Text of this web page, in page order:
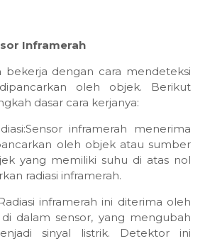
Inframerah
bekerja dengan cara mendeteksi
oleh objek. Berikut
dasar cara kerjanya:
inframerah menerima
oleh objek atau sumber
yang memiliki suhu di atas nol
radiasi inframerah.
inframerah ini diterima oleh
dalam sensor, yang mengubah
sinyal listrik. Detektor ini